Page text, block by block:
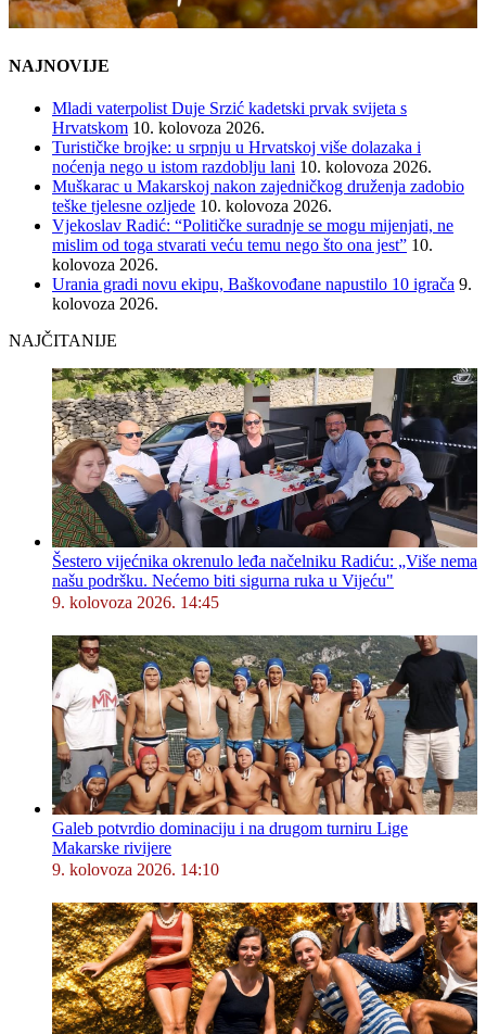
NAJNOVIJE
Mladi vaterpolist Duje Srzić kadetski prvak svijeta s
Hrvatskom 10. kolovoza 2026.
Turističke brojke: u srpnju u Hrvatskoj više dolazaka i
noćenja nego u istom razdoblju lani 10. kolovoza 2026.
Muškarac u Makarskoj nakon zajedničkog druženja zadobio
teške tjelesne ozljede 10. kolovoza 2026.
Vjekoslav Radić: “Političke suradnje se mogu mijenjati, ne
mislim od toga stvarati veću temu nego što ona jest” 10.
kolovoza 2026.
Urania gradi novu ekipu, Baškovođane napustilo 10 igrača 9.
kolovoza 2026.
NAJČITANIJE
Šestero vijećnika okrenulo leđa načelniku Radiću: „Više nema
našu podršku. Nećemo biti sigurna ruka u Vijeću"
9. kolovoza 2026. 14:45
Galeb potvrdio dominaciju i na drugom turniru Lige
Makarske rivijere
9. kolovoza 2026. 14:10